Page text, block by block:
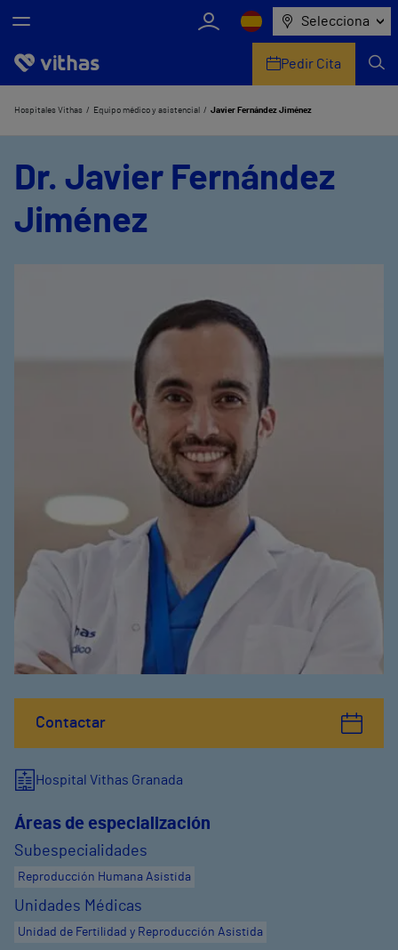
Selecciona
Nosotros
Pedir Cita
Hospitales Vithas Equipo médico y asistencial Javier Fernández Jiménez
Contactar
Dr. Javier Fernández
Jiménez
Hospital Vithas Granada
Áreas de especialización
Subespecialidades
Reproducción Humana Asistida
Unidades Médicas
Unidad de Fertilidad y Reproducción Asistida